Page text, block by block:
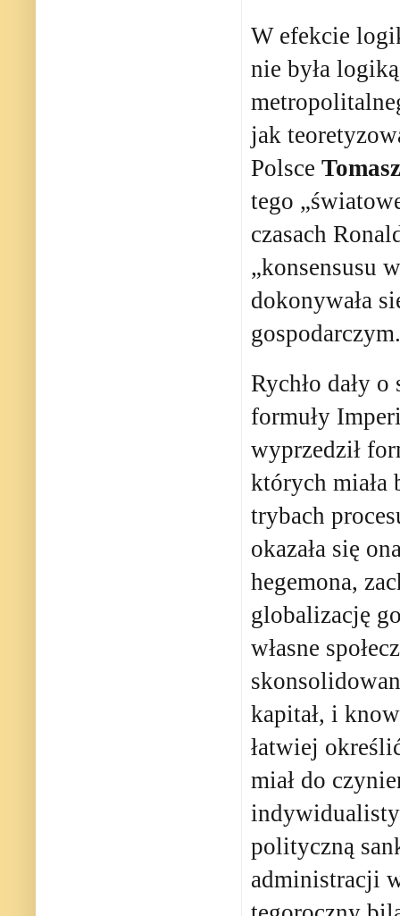
W efekcie
nie była
jak
Polsce
tego
czasach
„konsensusu
dokonywała
gospodarczym.
Rychło dały
formuły
wyprzedził
których miała
trybach
okazała się
hegemona,
globalizację
własne
kapitał, i
łatwiej
miał do
polityczną
administracji